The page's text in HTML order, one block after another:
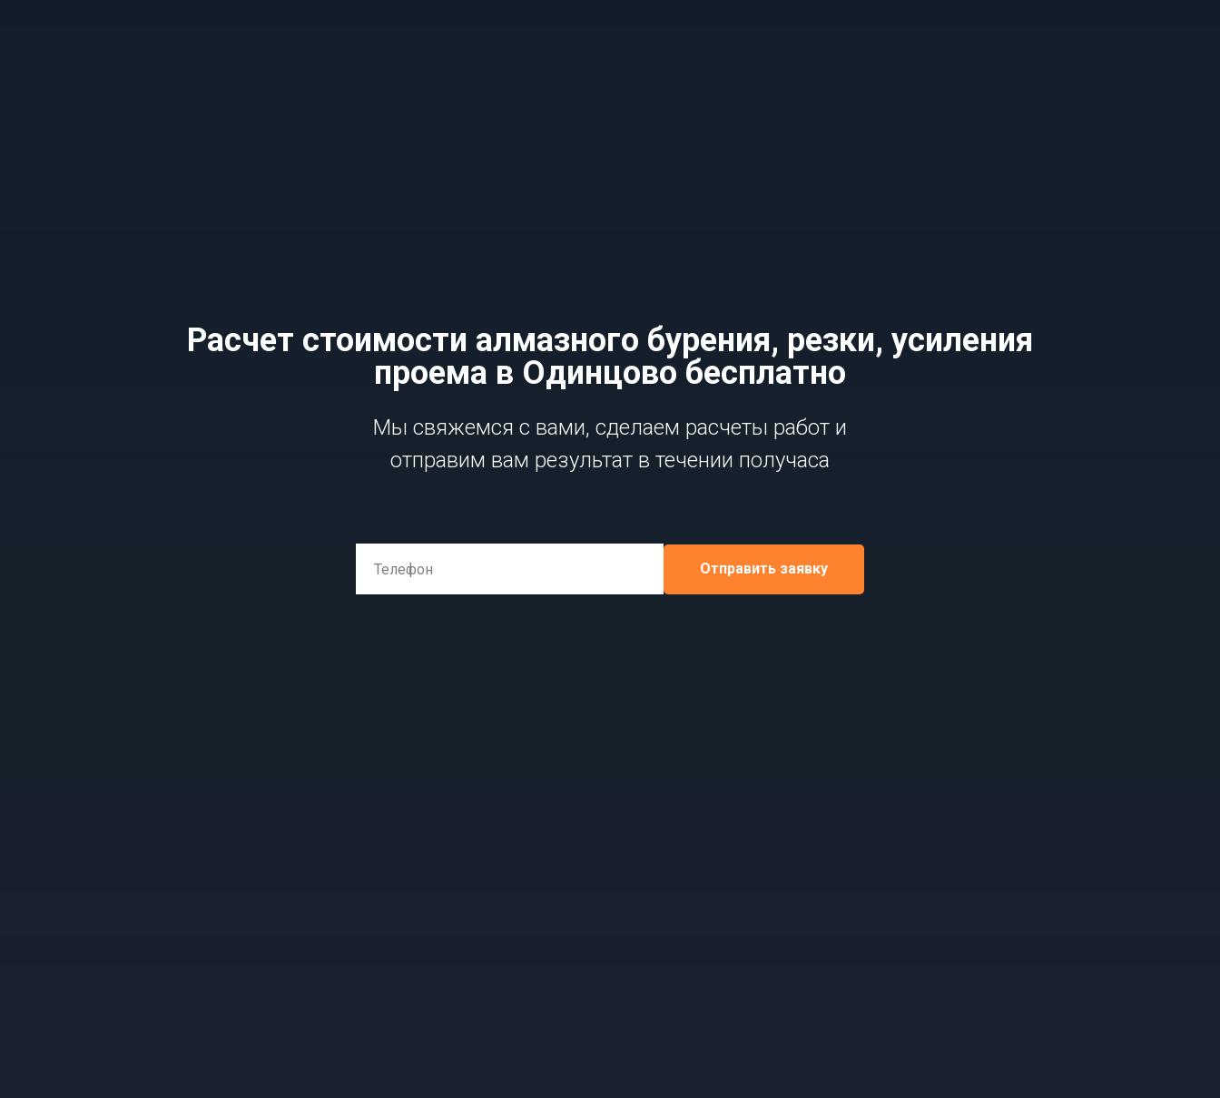
Расчет стоимости алмазного бурения, резки, усиления
проема в Одинцово бесплатно
Мы свяжемся с вами, сделаем расчеты работ и
отправим вам результат в течении получаса
Отправить заявку